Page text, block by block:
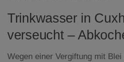
Trinkwasser in
verseucht –
Wegen einer Vergiftung mit